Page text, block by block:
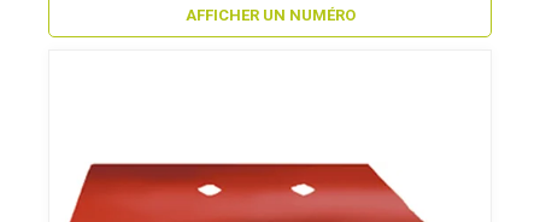
AFFICHER UN NUMÉRO